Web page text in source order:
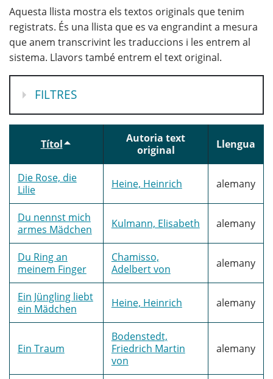
Aquesta llista mostra els textos originals que tenim
registrats. És una llista que es va engrandint a mesura
que anem transcrivint les traduccions i les entrem al
sistema. Llavors també entrem el text original.
MOSTRA
FILTRES
Títol
Autoria text
original
Llengua
Die Rose, die
Lilie
Heine, Heinrich alemany
Du nennst mich
armes Mädchen
Kulmann, Elisabeth alemany
Du Ring an
meinem Finger
Chamisso,
Adelbert von
alemany
Ein Jüngling liebt
ein Mädchen
Heine, Heinrich alemany
Ein Traum
Bodenstedt,
Friedrich Martin
von
alemany